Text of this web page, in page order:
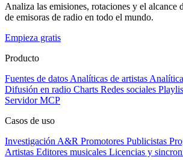
Analiza las emisiones, rotaciones y el alcance
de emisoras de radio en todo el mundo.
Empieza gratis
Producto
Fuentes de datos Analíticas de artistas
Difusión en radio Charts Redes sociales
Servidor MCP
Casos de uso
Investigación A&R Promotores Publicistas
Artistas Editores musicales Licencias y